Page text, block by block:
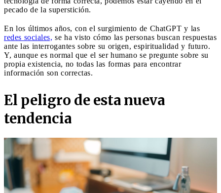
pecado de la superstición.
En los últimos años, con el surgimiento de ChatGPT y las
redes sociales, se ha visto cómo las personas buscan respuestas
ante las interrogantes sobre su origen, espiritualidad y futuro.
Y, aunque es normal que el ser humano se pregunte sobre su
propia existencia, no todas las formas para encontrar
información son correctas.
El peligro de esta nueva
tendencia